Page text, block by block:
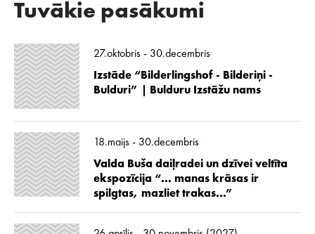
Tuvākie pasākumi
27.oktobris - 30.decembris
Izstāde “Bilderlingshof - Bilderiņi -
Bulduri” | Bulduru Izstāžu nams
18.maijs - 30.decembris
Valda Buša daiļradei un dzīvei veltīta
ekspozīcija “... manas krāsas ir
spilgtas, mazliet trakas...”